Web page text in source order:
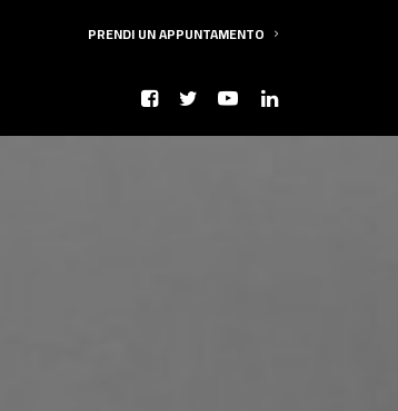
PRENDI UN APPUNTAMENTO